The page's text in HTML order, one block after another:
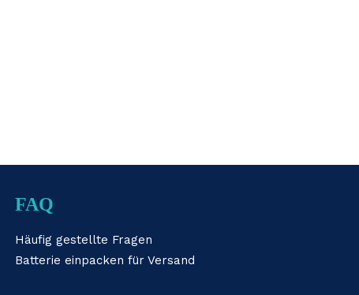
FAQ
Häufig gestellte Fragen
Batterie einpacken für Versand